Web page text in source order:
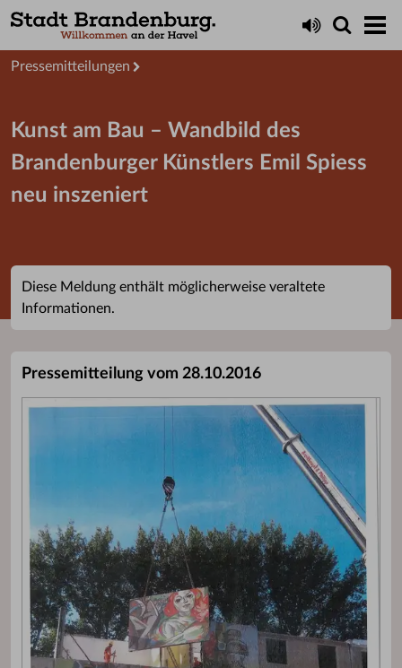
Presseservice
Pressemitteilungen
Kunst am Bau – Wandbild des
Brandenburger Künstlers Emil Spiess
neu inszeniert
Diese Meldung enthält möglicherweise veraltete
Informationen.
Pressemitteilung vom 28.10.2016